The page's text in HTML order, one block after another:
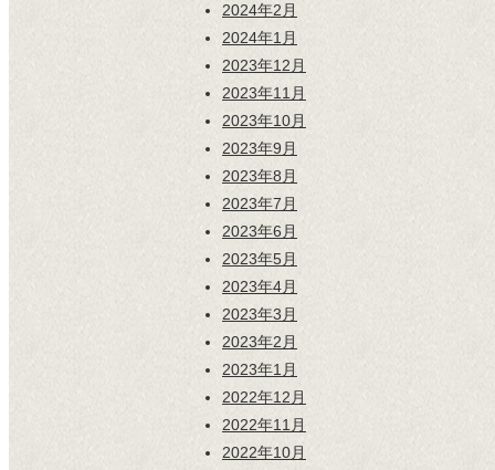
2024年2月
2024年1月
2023年12月
2023年11月
2023年10月
2023年9月
2023年8月
2023年7月
2023年6月
2023年5月
2023年4月
2023年3月
2023年2月
2023年1月
2022年12月
2022年11月
2022年10月